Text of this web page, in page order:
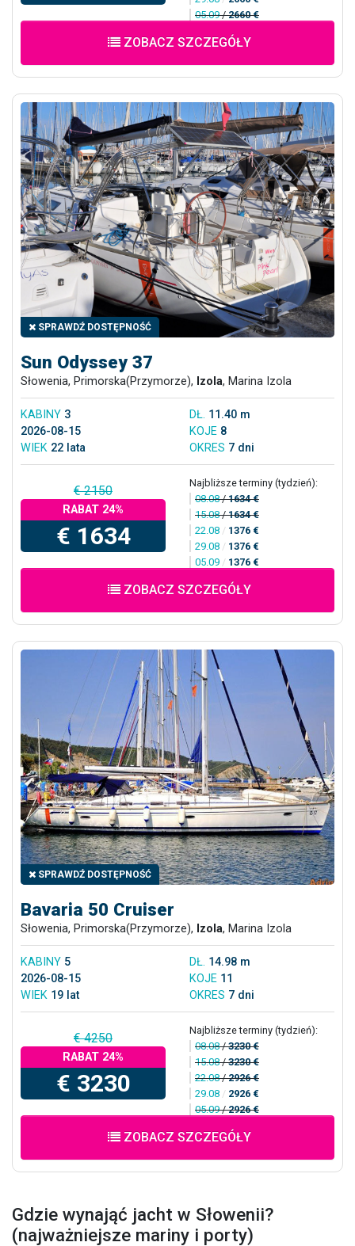
05.09/2660 €
ZOBACZ SZCZEGÓŁY
SPRAWDŹ DOSTĘPNOŚĆ
Sun Odyssey 37
Słowenia, Primorska(Przymorze), Izola, Marina Izola
KABINY 3 DŁ. 11.40 m
2026-08-15
KOJE 8
WIEK 22 lata OKRES 7 dni
€ 2150
RABAT 24%
€ 1634
Najbliższe terminy (tydzień):
08.08/1634 €
15.08/1634 €
22.08 / 1376 €
29.08 / 1376 €
05.09 / 1376 €
ZOBACZ SZCZEGÓŁY
SPRAWDŹ DOSTĘPNOŚĆ
Bavaria 50 Cruiser
Słowenia, Primorska(Przymorze), Izola, Marina Izola
KABINY 5 DŁ. 14.98 m
2026-08-15
KOJE 11
WIEK 19 lat OKRES 7 dni
€ 4250
RABAT 24%
€ 3230
Najbliższe terminy (tydzień):
08.08/3230 €
15.08/3230 €
22.08/2926 €
29.08 / 2926 €
05.09/2926 €
ZOBACZ SZCZEGÓŁY
Gdzie wynająć jacht w Słowenii?
(najważniejsze mariny i porty)